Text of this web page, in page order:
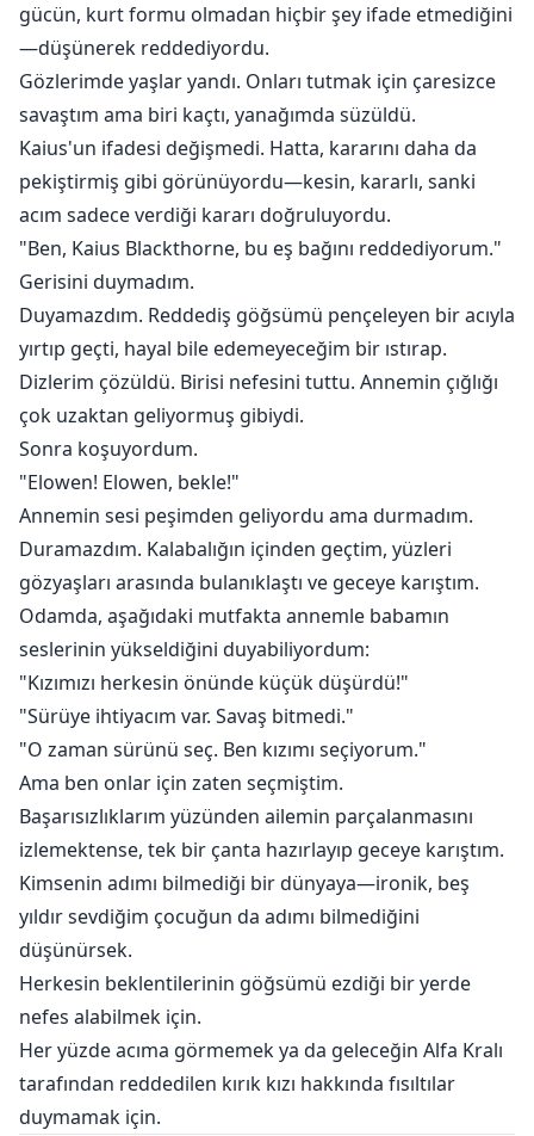
gücün, kurt formu olmadan hiçbir şey ifade etmediğini
—düşünerek reddediyordu.
Gözlerimde yaşlar yandı. Onları tutmak için çaresizce
savaştım ama biri kaçtı, yanağımda süzüldü.
Kaius'un ifadesi değişmedi. Hatta, kararını daha da
pekiştirmiş gibi görünüyordu—kesin, kararlı, sanki
acım sadece verdiği kararı doğruluyordu.
"Ben, Kaius Blackthorne, bu eş bağını reddediyorum."
Gerisini duymadım.
Duyamazdım. Reddediş göğsümü pençeleyen bir acıyla
yırtıp geçti, hayal bile edemeyeceğim bir ıstırap.
Dizlerim çözüldü. Birisi nefesini tuttu. Annemin çığlığı
çok uzaktan geliyormuş gibiydi.
Sonra koşuyordum.
"Elowen! Elowen, bekle!"
Annemin sesi peşimden geliyordu ama durmadım.
Duramazdım. Kalabalığın içinden geçtim, yüzleri
gözyaşları arasında bulanıklaştı ve geceye karıştım.
Odamda, aşağıdaki mutfakta annemle babamın
seslerinin yükseldiğini duyabiliyordum:
"Kızımızı herkesin önünde küçük düşürdü!"
"Sürüye ihtiyacım var. Savaş bitmedi."
"O zaman sürünü seç. Ben kızımı seçiyorum."
Ama ben onlar için zaten seçmiştim.
Başarısızlıklarım yüzünden ailemin parçalanmasını
izlemektense, tek bir çanta hazırlayıp geceye karıştım.
Kimsenin adımı bilmediği bir dünyaya—ironik, beş
yıldır sevdiğim çocuğun da adımı bilmediğini
düşünürsek.
Herkesin beklentilerinin göğsümü ezdiği bir yerde
nefes alabilmek için.
Her yüzde acıma görmemek ya da geleceğin Alfa Kralı
tarafından reddedilen kırık kızı hakkında fısıltılar
duymamak için.